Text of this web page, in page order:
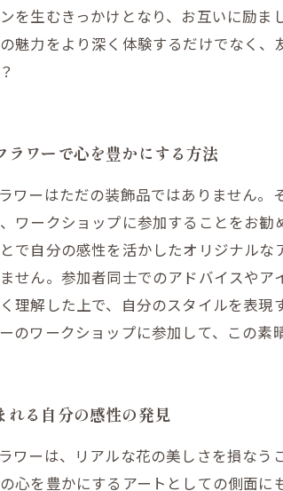
を生むきっかけとなり、お互いに励
魅力をより深く体験するだけでなく
ラワーで心を豊かにする方法
ワーはただの装飾品ではありません
ワークショップに参加することをお
で自分の感性を活かしたオリジナル
せん。参加者同士でのアドバイスや
理解した上で、自分のスタイルを表
のワークショップに参加して、この素
れる自分の感性の発見
ワーは、リアルな花の美しさを損な
心を豊かにするアートとしての側面